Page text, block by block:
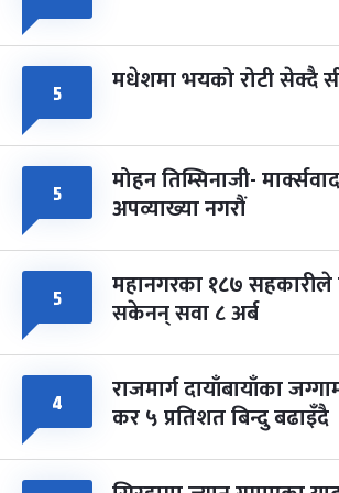
५ मधेशमा भयको रोटी सेक्दै
५ मोहन तिम्सिनाजी-
अपव्याख्या नगरौं
५ महानगरका १८७ सहकारीले
सकेनन् सवा ८ अर्ब
४ राजमार्ग दायाँबायाँका
कर ५ प्रतिशत बिन्दु बढाइँदै